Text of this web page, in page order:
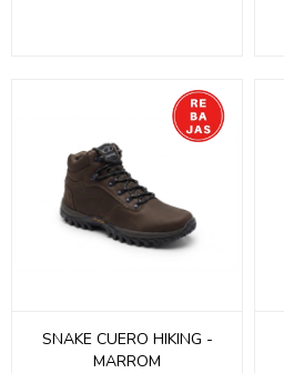
SNAKE CUERO HIKING -
MARROM